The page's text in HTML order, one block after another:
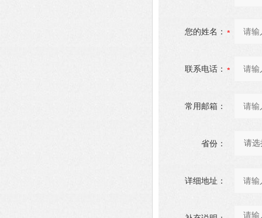
您的姓名：
联系电话：
常用邮箱：
省份：
详细地址：